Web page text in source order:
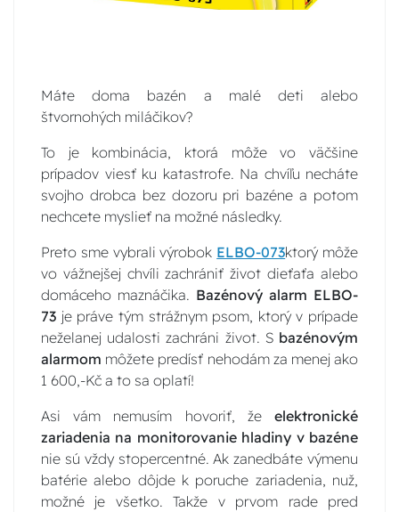
Máte doma bazén a malé deti alebo
štvornohých miláčikov?
To je kombinácia, ktorá môže vo väčšine
prípadov viesť ku katastrofe. Na chvíľu necháte
svojho drobca bez dozoru pri bazéne a potom
nechcete myslieť na možné následky.
Preto sme vybrali výrobok ELBO-073ktorý môže
vo vážnejšej chvíli zachrániť život dieťaťa alebo
domáceho maznáčika. Bazénový alarm ELBO-
73 je práve tým strážnym psom, ktorý v prípade
neželanej udalosti zachráni život. S bazénovým
alarmom môžete predísť nehodám za menej ako
1 600,-Kč a to sa oplatí!
Asi vám nemusím hovoriť, že elektronické
zariadenia na monitorovanie hladiny v bazéne
nie sú vždy stopercentné. Ak zanedbáte výmenu
batérie alebo dôjde k poruche zariadenia, nuž,
možné je všetko. Takže v prvom rade pred